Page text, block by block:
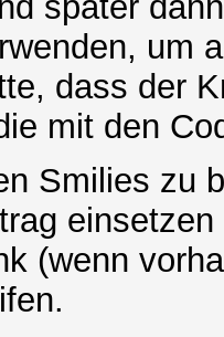
um
dass der
mit den
Smilies zu
(wenn